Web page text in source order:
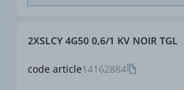
code article14162884
2XSLCY 4G50 0,6/1 KV NOIR TGL